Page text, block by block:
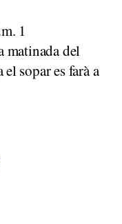
1
matinada del
sopar es farà a